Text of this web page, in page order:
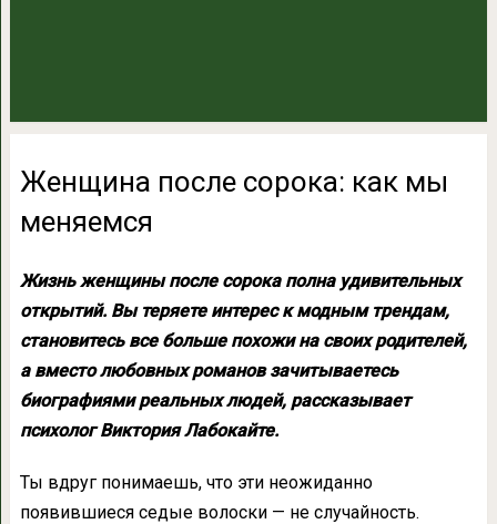
Женщина после сорока: как мы
меняемся
Жизнь женщины после сорока полна удивительных
открытий. Вы теряете интерес к модным трендам,
становитесь все больше похожи на своих родителей,
а вместо любовных романов зачитываетесь
биографиями реальных людей, рассказывает
психолог Виктория Лабокайте.
Ты вдруг понимаешь, что эти неожиданно
появившиеся седые волоски — не случайность.